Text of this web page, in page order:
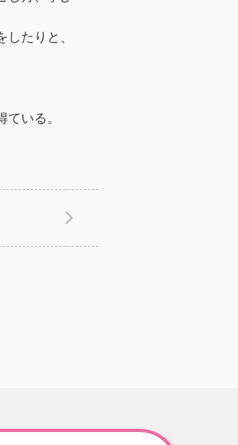
たりと、
いる。